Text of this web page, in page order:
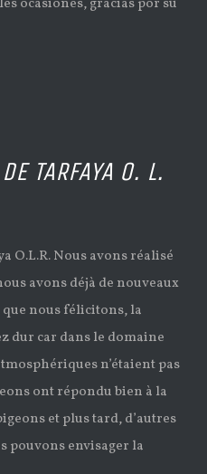
TARFAYA O. L.
O.L.R. Nous avons réalisé
avons déjà de nouveaux
nous félicitons, la
dur car dans le domaine
n’étaient pas
ont répondu bien à la
et plus tard, d’autres
pouvons envisager la